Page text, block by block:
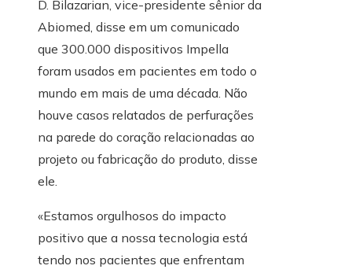
D. Bilazarian, vice-presidente sênior da
Abiomed, disse em um comunicado
que 300.000 dispositivos Impella
foram usados ​​em pacientes em todo o
mundo em mais de uma década. Não
houve casos relatados de perfurações
na parede do coração relacionadas ao
projeto ou fabricação do produto, disse
ele.
«Estamos orgulhosos do impacto
positivo que a nossa tecnologia está
tendo nos pacientes que enfrentam